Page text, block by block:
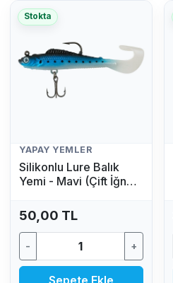
Stokta
YAPAY YEMLER
Silikonlu Lure Balık
Yemi - Mavi (Çift İğneli,
50,00 TL
- +